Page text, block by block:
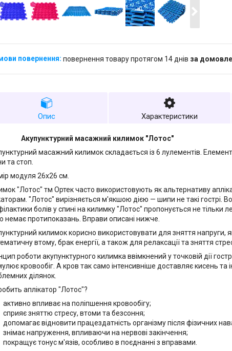
повернення товару протягом 14 днів за
Опис Характеристики
Акупунктурний масажний килимок "Лотос"
масажний килимок складається із 6 лулементів.
та стоп.
модуля 26x26 см.
"Лотос" тм Ортек часто використовують як альтернативу
"Лотос" вирізняється м'якшою дією — шипи не такі гострі.
болів у спині на килимку "Лотос" пропонується не тільки
немає протипоказань. Вправи описані нижче.
килимок корисно використовувати для зняття напруги,
втому, брак енергії, а також для релаксації та зняття
роботи акупунктурного килимка ввімкнений у точковій дії
кровообіг. А кров так само інтенсивніше доставляє кисень та
ділянок.
аплікатор "Лотос"?
активно впливає на поліпшення кровообігу;
сприяє зняттю стресу, втоми та безсоння;
допомагає відновити працездатність організму після фізичних
знімає напруження, впливаючи на нервові закінчення;
покращує тонус м'язів, особливо в поєднанні з вправами.